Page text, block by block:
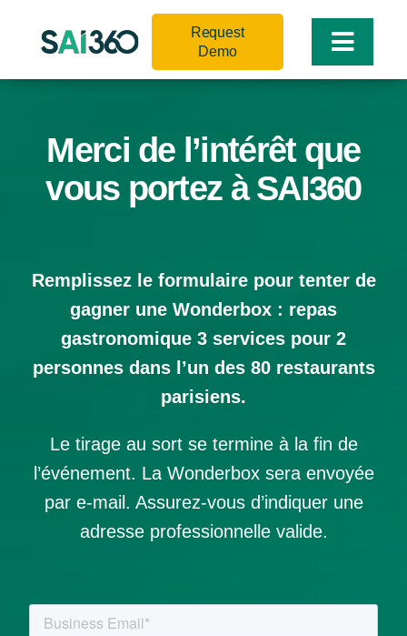
Toggle
Request
Demo
Merci de l’intérêt que
vous portez à SAI360
Remplissez le formulaire pour tenter de
gagner une Wonderbox : repas
gastronomique 3 services pour 2
personnes dans l’un des 80 restaurants
parisiens.
Le tirage au sort se termine à la fin de
l’événement. La Wonderbox sera envoyée
par e-mail. Assurez-vous d’indiquer une
adresse professionnelle valide.